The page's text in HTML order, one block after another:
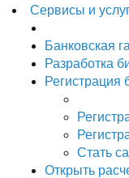
Сервисы и
Банковская
Разработка
Регистрация
Стать
Открыть